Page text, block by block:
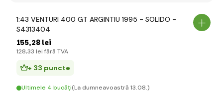
1:43 VENTURI 400 GT ARGINTIU 1995 - SOLIDO -
S4313404
155,28 lei
128,33 lei fără TVA
+ 33 puncte
Ultimele 4 bucăți(La dumneavoastră 13.08.)